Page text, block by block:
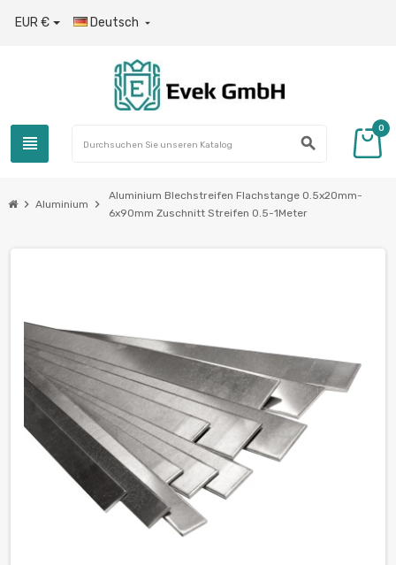
EUR € Deutsch 
view_headline search
0
chevron_right Aluminium chevron_right
Aluminium Blechstreifen Flachstange 0.5x20mm-
6x90mm Zuschnitt Streifen 0.5-1Meter